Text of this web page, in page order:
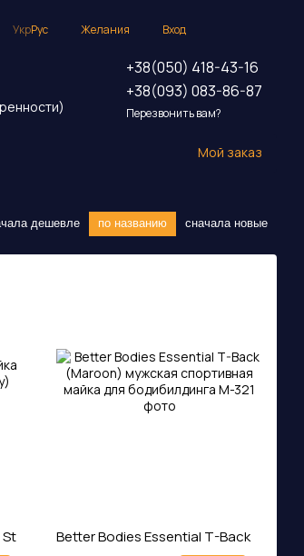
УкрРус Желания Вход
+38(050) 418-43-16
+38(093) 083-86-87
Перезвонить вам?
Мой заказ
дешевле по названию сначала новые